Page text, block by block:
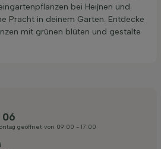
bei Heijnen und
Pracht in deinem Garten. Entdecke
mit grünen blüten und gestalte
06
geöffnet von 09:00 - 17:00